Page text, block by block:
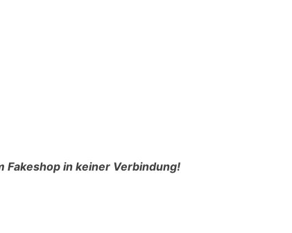
Fakeshop in keiner Verbindung!